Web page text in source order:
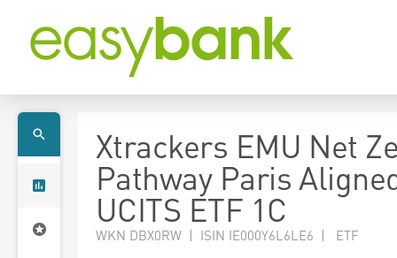
Xtrackers EMU Net
Pathway Paris
UCITS ETF 1C
WKN DBX0RW | ISIN IE000Y6L6LE6 | ETF